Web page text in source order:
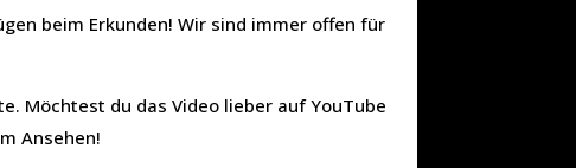
beim Erkunden! Wir sind immer offen für
Möchtest du das Video lieber auf YouTube
Ansehen!